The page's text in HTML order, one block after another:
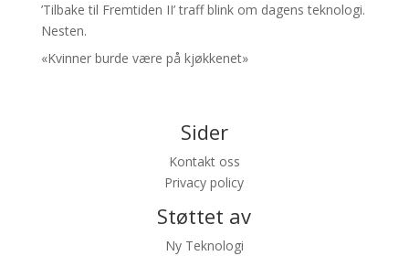
’Tilbake til Fremtiden II’ traff blink om dagens teknologi.
Nesten.
«Kvinner burde være på kjøkkenet»
Sider
Kontakt oss
Privacy policy
Støttet av
Ny Teknologi